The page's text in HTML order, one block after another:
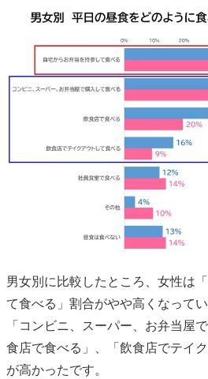
男女別に比較したところ、女性は
て食べる」割合がやや高くなって
「コンビニ、スーパー、お弁当屋
食店で食べる」、「飲食店でテイ
が高かったです。